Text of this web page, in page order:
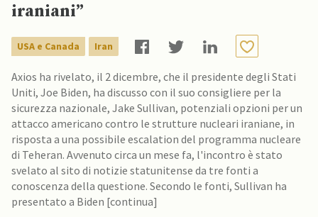
iraniani”
USA e Canada Iran
Axios ha rivelato, il 2 dicembre, che il presidente degli Stati
Uniti, Joe Biden, ha discusso con il suo consigliere per la
sicurezza nazionale, Jake Sullivan, potenziali opzioni per un
attacco americano contro le strutture nucleari iraniane, in
risposta a una possibile escalation del programma nucleare
di Teheran. Avvenuto circa un mese fa, l'incontro è stato
svelato al sito di notizie statunitense da tre fonti a
conoscenza della questione. Secondo le fonti, Sullivan ha
presentato a Biden [continua]